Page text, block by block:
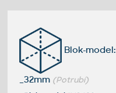
Blok-
_32mm (Potrubí)